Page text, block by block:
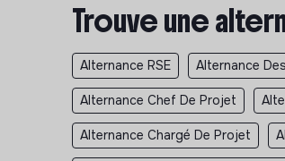
Trouve une
Alternance RSE Alternance
Alternance Chef De Projet
Alternance Chargé De Projet